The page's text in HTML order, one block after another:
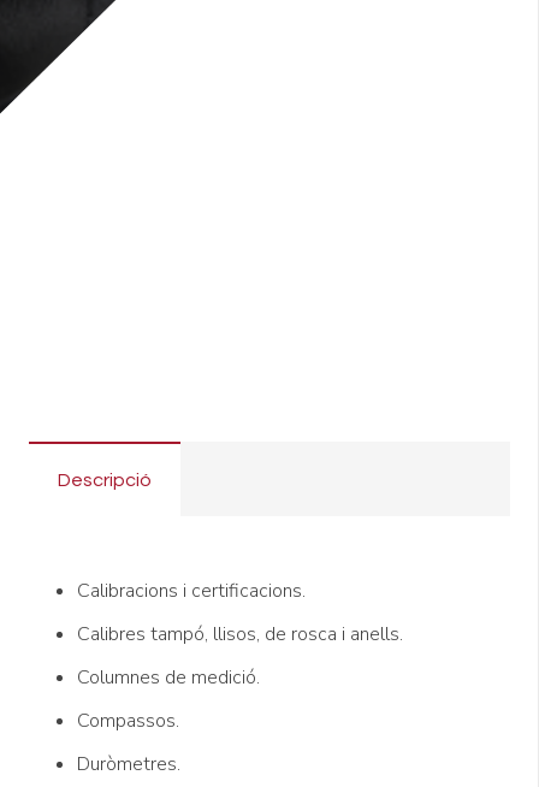
Descripció
Calibracions i certificacions.
Calibres tampó, llisos, de rosca i anells.
Columnes de medició.
Compassos.
Duròmetres.